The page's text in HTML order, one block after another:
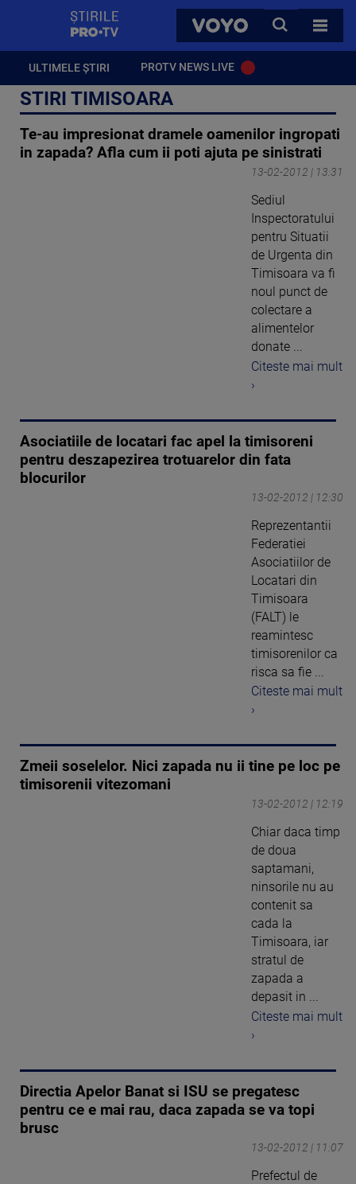
VOYO
CAUTA
TOATE
ULTIMELE ȘTIRI PROTV NEWS LIVE
STIRI TIMISOARA
Te-au impresionat dramele oamenilor ingropati
in zapada? Afla cum ii poti ajuta pe sinistrati
13-02-2012 | 13:31
Sediul
Inspectoratului
pentru Situatii
de Urgenta din
Timisoara va fi
noul punct de
colectare a
alimentelor
donate ...
Citeste mai mult
›
Asociatiile de locatari fac apel la timisoreni
pentru deszapezirea trotuarelor din fata
blocurilor
13-02-2012 | 12:30
Reprezentantii
Federatiei
Asociatiilor de
Locatari din
Timisoara
(FALT) le
reamintesc
timisorenilor ca
risca sa fie ...
Citeste mai mult
›
Zmeii soselelor. Nici zapada nu ii tine pe loc pe
timisorenii vitezomani
13-02-2012 | 12:19
Chiar daca timp
de doua
saptamani,
ninsorile nu au
contenit sa
cada la
Timisoara, iar
stratul de
zapada a
depasit in ...
Citeste mai mult
›
Directia Apelor Banat si ISU se pregatesc
pentru ce e mai rau, daca zapada se va topi
brusc
13-02-2012 | 11:07
Prefectul de